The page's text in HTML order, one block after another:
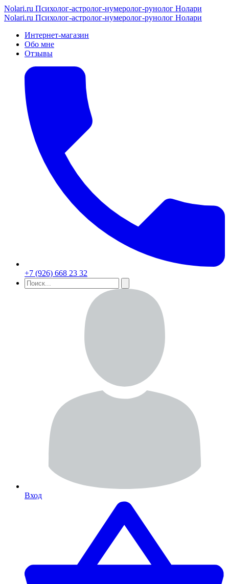
Nolari.ru Психолог-астролог-нумеролог-рунолог Нолари
Nolari.ru Психолог-астролог-нумеролог-рунолог Нолари
Интернет-магазин
Обо мне
Отзывы
+7 (926) 668 23 32
Вход